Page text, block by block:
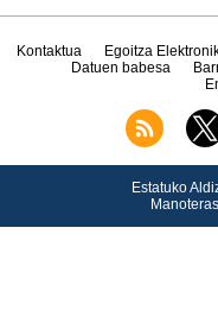
Kontaktua Egoitza
Datuen babesa
Estatuko